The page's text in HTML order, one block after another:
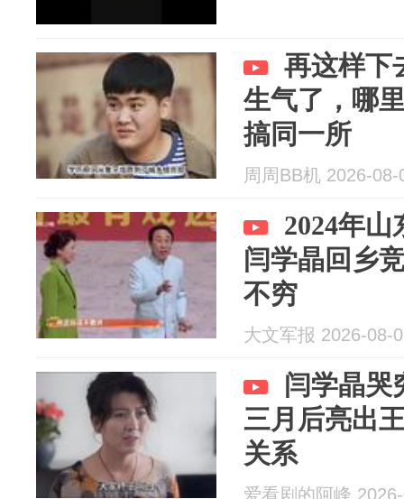
再这样下
生气了，哪
搞同一所
周周BB机 2026-08-
2024年
闫学晶回乡
不穷
大文军报 2026-08-
闫学晶哭
三月后亮出
关系
爱看剧的阿峰